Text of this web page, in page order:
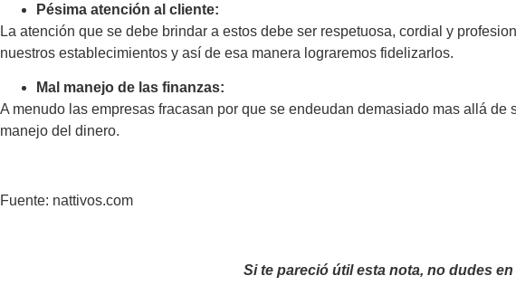
Pésima atención al cliente:
La atención que se debe brindar a estos debe ser respetuosa, cordial y
nuestros establecimientos y así de esa manera lograremos fidelizarlos.
Mal manejo de las finanzas:
A menudo las empresas fracasan por que se endeudan demasiado mas allá
manejo del dinero.
Fuente: nattivos.com
Si te pareció útil esta nota, no dudes